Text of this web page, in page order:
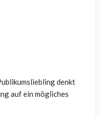
denkt
auf ein mögliches